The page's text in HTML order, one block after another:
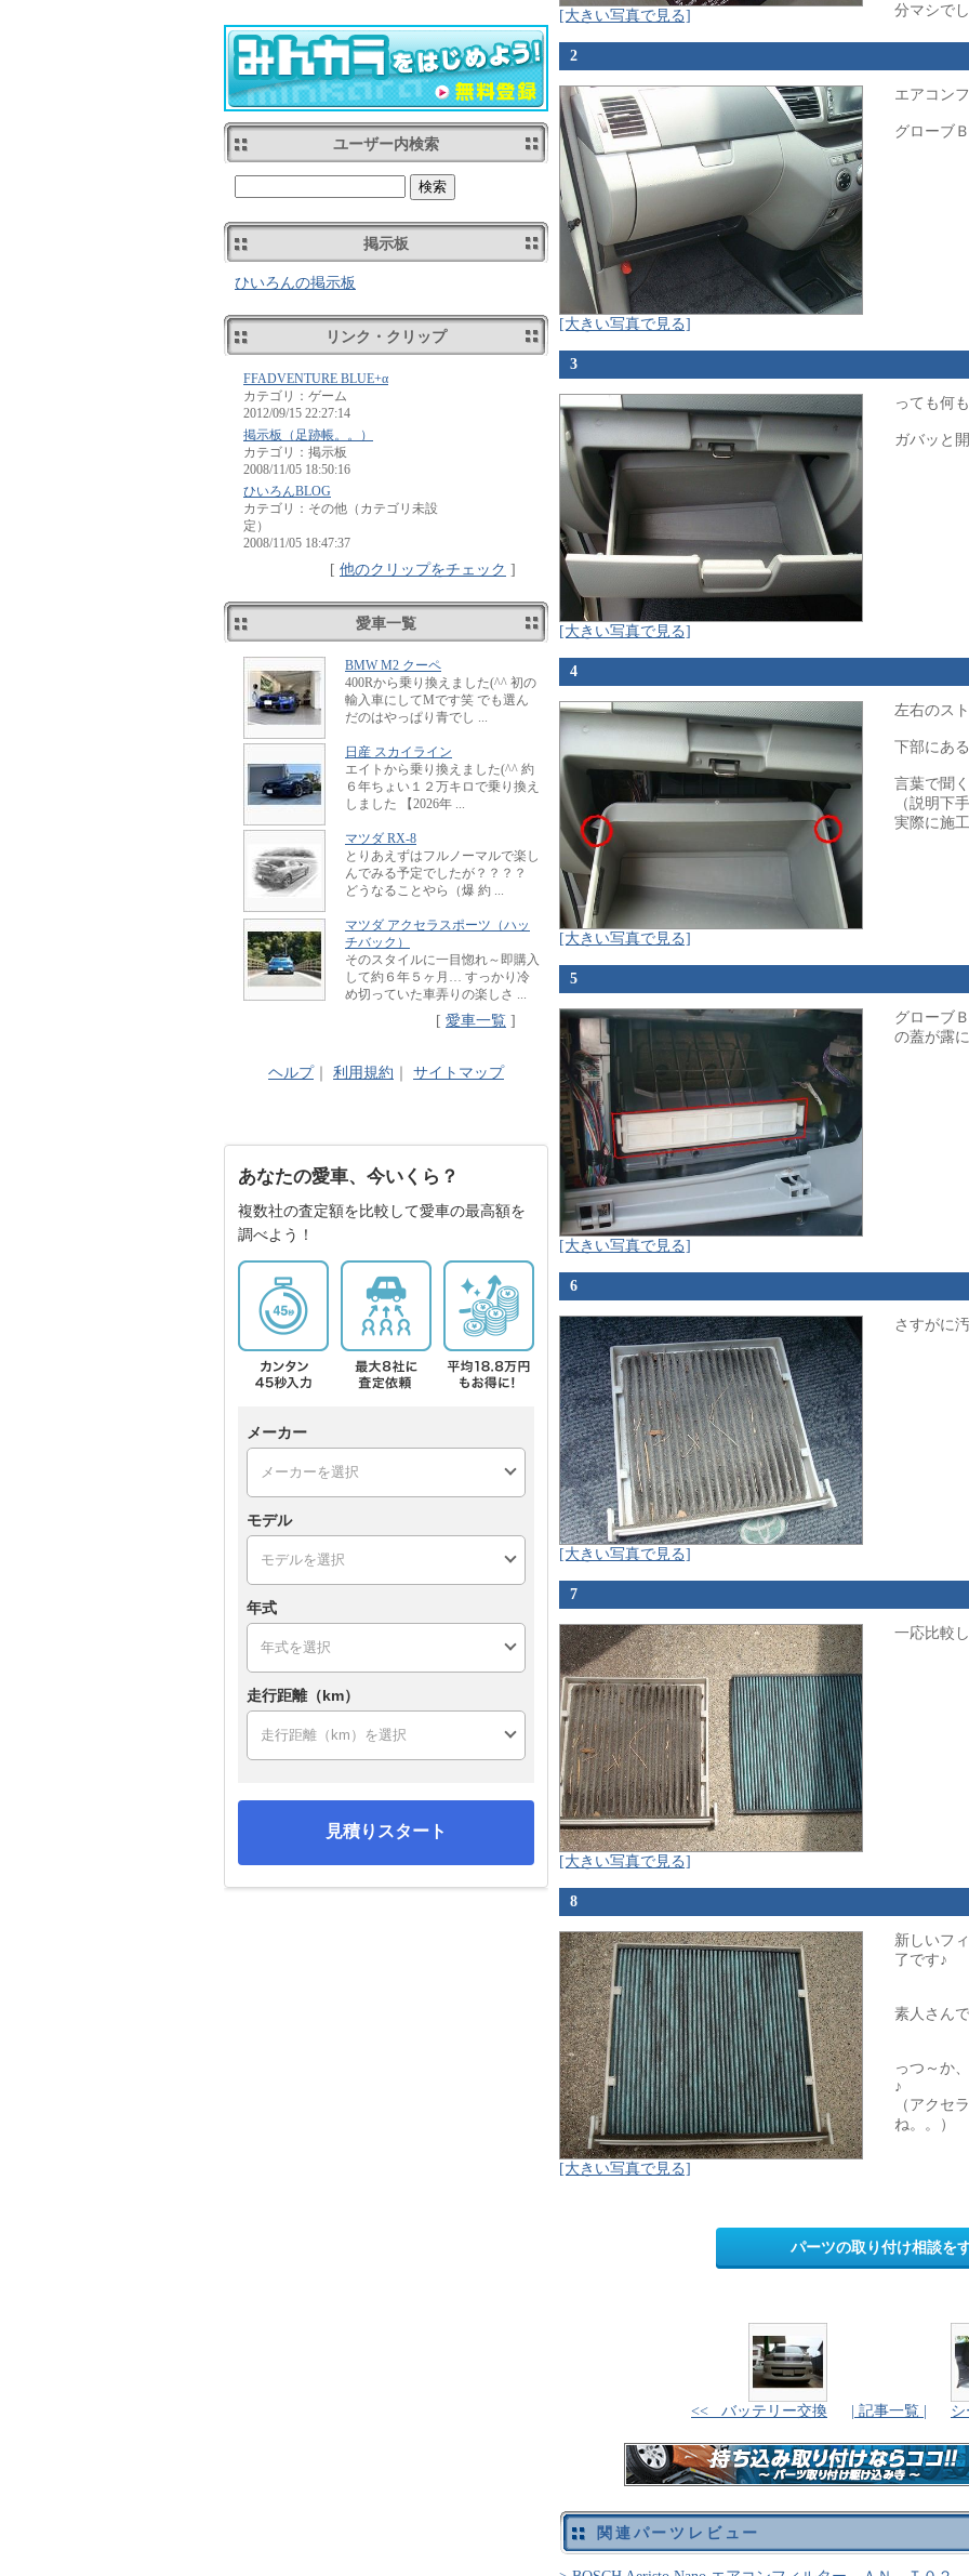
[大きい写真で見る]
分マシで
2
[大きい写真で見る]
エアコン
グローブ
3
[大きい写真で見る]
っても何
ガバッと
4
[大きい写真で見る]
左右のス
下部にあ
言葉で聞
（説明下
実際に施
5
[大きい写真で見る]
グローブ
の蓋が露
6
[大きい写真で見る]
さすがに
7
[大きい写真で見る]
一応比較
8
[大きい写真で見る]
新しいフ
了です♪
素人さん
っつ～か
♪
（アクセ
ね。。）
パーツの取り付け相談を
<< バッテリー交換 | 記事一覧 |
関連パーツレビュー
ユーザー内検索
掲示板
ひいろんの掲示板
リンク・クリップ
FFADVENTURE BLUE+α
カテゴリ：ゲーム
2012/09/15 22:27:14
掲示板（足跡帳。。）
カテゴリ：掲示板
2008/11/05 18:50:16
ひいろんBLOG
カテゴリ：その他（カテゴリ未設
定）
2008/11/05 18:47:37
[ 他のクリップをチェック ]
愛車一覧
BMW M2 クーペ
400Rから乗り換えました(^^ 初の
輸入車にしてMです笑 でも選ん
だのはやっぱり青でし ...
日産 スカイライン
エイトから乗り換えました(^^ 約
６年ちょい１２万キロで乗り換え
しました 【2026年 ...
マツダ RX-8
とりあえずはフルノーマルで楽し
んでみる予定でしたが？？？？
どうなることやら（爆 約 ...
マツダ アクセラスポーツ（ハッ
チバック）
そのスタイルに一目惚れ～即購入
して約６年５ヶ月… すっかり冷
め切っていた車弄りの楽しさ ...
[ 愛車一覧 ]
ヘルプ 利用規約 サイトマップ
あなたの愛車、今いくら？
複数社の査定額を比較して愛車の最高額を
調べよう！
メーカー
モデル
年式
走行距離（km）
見積りスタート